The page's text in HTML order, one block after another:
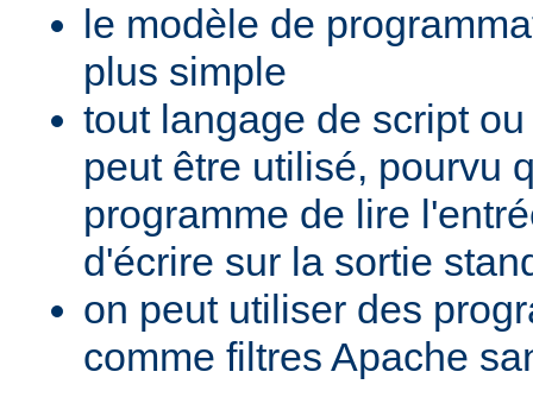
le modèle de
plus simple
tout langage de script
peut être utilisé, pourvu
programme de lire
d'écrire sur la sortie
on peut utiliser des
comme filtres Apache